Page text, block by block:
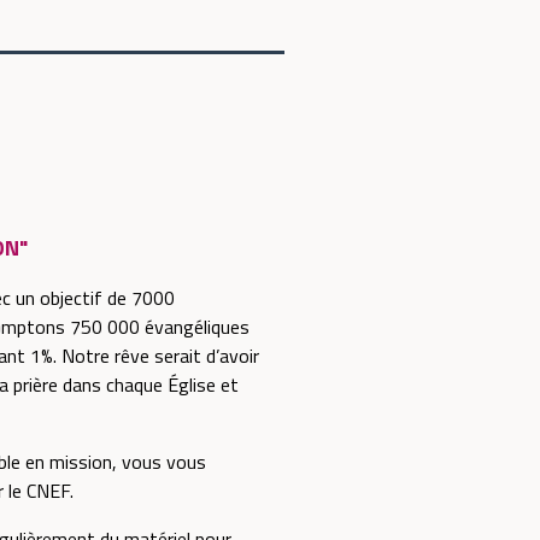
un objectif de 7000
750 000 évangéliques
1%. Notre rêve serait d’avoir
dans chaque Église et
en mission, vous vous
CNEF.